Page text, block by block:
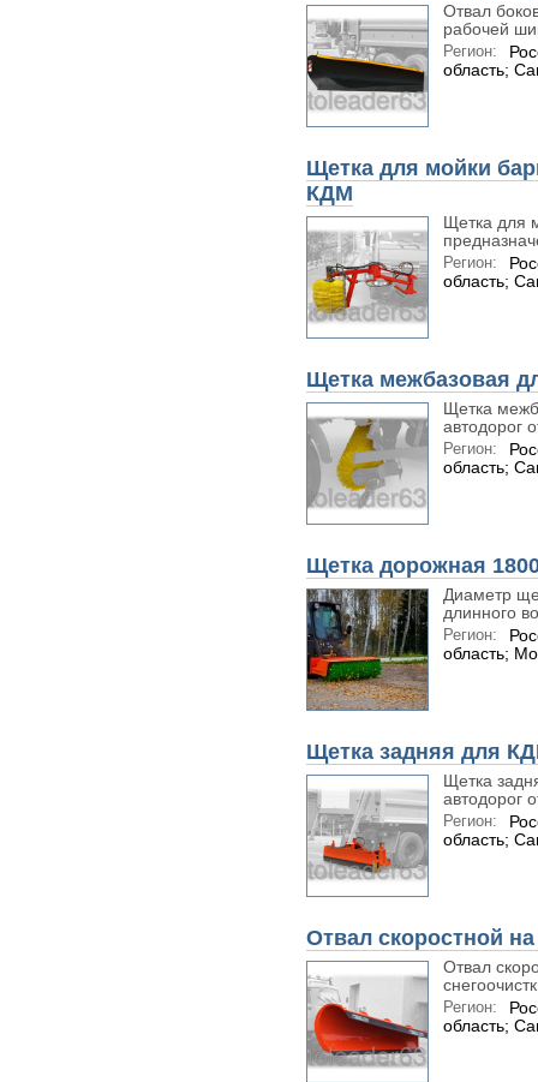
Отвал
рабочей
Регион:
область;
Щетка для мойки
КДМ
Щетка для
Регион:
область;
Щетка межбазовая
Щетка
автодорог
Регион:
область;
Щетка дорожная
Диаметр
длинного
Регион:
область;
Щетка задняя для
Щетка
автодорог
Регион:
область;
Отвал скоростной
Отвал
Регион:
область;